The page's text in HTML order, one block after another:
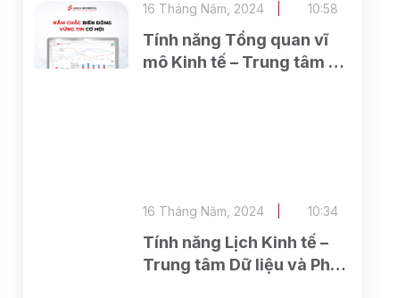
Tính năng Tổng quan vĩ
mô Kinh tế – Trung tâm Dữ
16 Tháng Năm, 2024 10:58
Tính năng Lịch Kinh tế –
Trung tâm Dữ liệu và Phân
16 Tháng Năm, 2024 10:34